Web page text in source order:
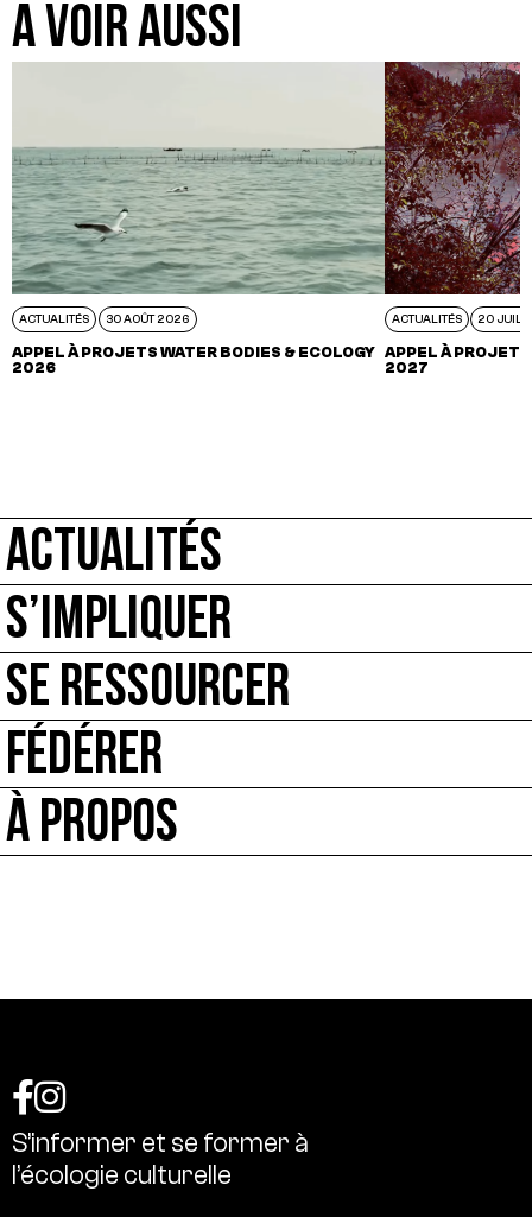
A VOIR AUSSI
ACTUALITÉS 30 AOÛT 2026
APPEL À PROJETS WATER BODIES & ECOLOGY
2026
ACTUALITÉS 20 JUIL
APPEL À
2027
ACTUALITÉS
S’IMPLIQUER
SE RESSOURCER
FÉDÉRER
À PROPOS
S’informer et se former à
l’écologie culturelle